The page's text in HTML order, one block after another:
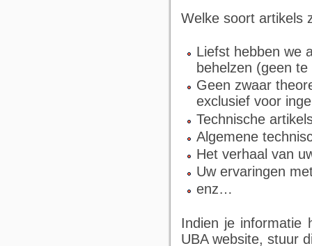
Welke soort artikels
Liefst hebben we
behelzen (geen
Geen zwaar
exclusief voor
Technische
Algemene
Het verhaal van
Uw ervaringen
enz…
Indien je informatie
UBA website, stuur